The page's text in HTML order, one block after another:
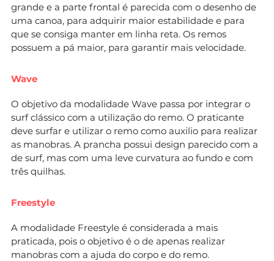
grande e a parte frontal é parecida com o desenho de
uma canoa, para adquirir maior estabilidade e para
que se consiga manter em linha reta. Os remos
possuem a pá maior, para garantir mais velocidade.
Wave
O objetivo da modalidade Wave passa por integrar o
surf clássico com a utilização do remo. O praticante
deve surfar e utilizar o remo como auxilio para realizar
as manobras. A prancha possui design parecido com a
de surf, mas com uma leve curvatura ao fundo e com
três quilhas.
Freestyle
A modalidade Freestyle é considerada a mais
praticada, pois o objetivo é o de apenas realizar
manobras com a ajuda do corpo e do remo.